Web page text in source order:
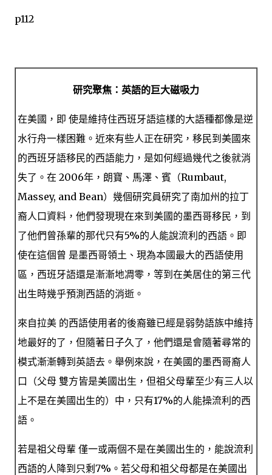
p112
研究聚焦：英語的巨大磁吸力
在美國，即 使是維持住西班牙語這樣的大語種都像是逆
水行舟一樣困難。近來有些人正在研究，移民到美國來
的西班牙語移民的西語能力，是如何經過幾代之後就消
失了。在 2006年，朗寶、馬澤、賓（Rumbaut,
Massey, and Bean）幾個研究員研究了南加州的拉丁
裔人口資料，他們發現現在來到美國的墨西哥移民，到
了他們曾孫輩的那代只有5%的人能說流利的西語。即
使在這個曾 是墨西哥領土、現為本國最大的西語使用
區，西班牙語還是漸漸地凋零，等到在美居住的第三代
出生時幾乎預測西語的消逝。
來自拉美 的西語使用者的後裔雖已經是弱勢語族中維持
地最好的了，但隨著日子久了，他們還是會隨著尋常的
模式漸漸轉到英語去。舉例來說，在美國的墨西哥裔人
口（父母 雙方皆是美國出生，但祖父母輩至少有三人以
上不是在美國出生的）中，只有17%的人能操流利的西
語。
若是祖父母輩 僅一或兩個不是在美國出生的，能說流利
西語的人降到只剩7%。若父母和祖父母都是在美國出